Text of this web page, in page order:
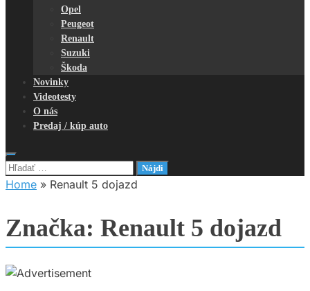
Opel
Peugeot
Renault
Suzuki
Škoda
Novinky
Videotesty
O nás
Predaj / kúp auto
Hľadať:
Home » Renault 5 dojazd
Značka: Renault 5 dojazd